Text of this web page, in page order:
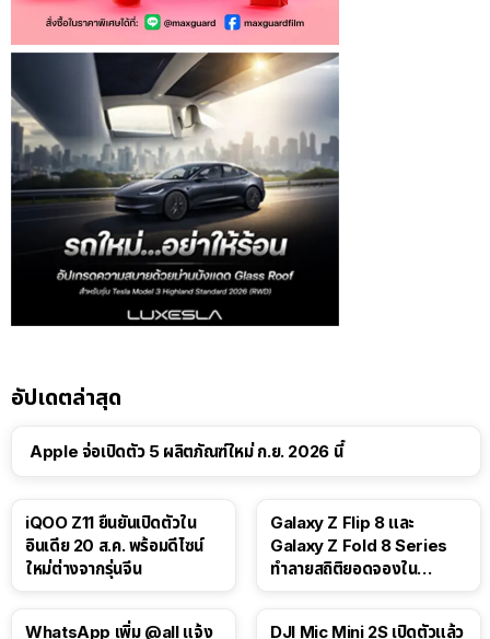
อัปเดตล่าสุด
Apple จ่อเปิดตัว 5 ผลิตภัณฑ์ใหม่ ก.ย. 2026 นี้
iQOO Z11 ยืนยันเปิดตัวใน
อินเดีย 20 ส.ค. พร้อมดีไซน์
ใหม่ต่างจากรุ่นจีน
Galaxy Z Flip 8 และ
Galaxy Z Fold 8 Series
ทำลายสถิติยอดจองใน
WhatsApp เพิ่ม @all แจ้ง
DJI Mic Mini 2S เปิดตัวแล้ว